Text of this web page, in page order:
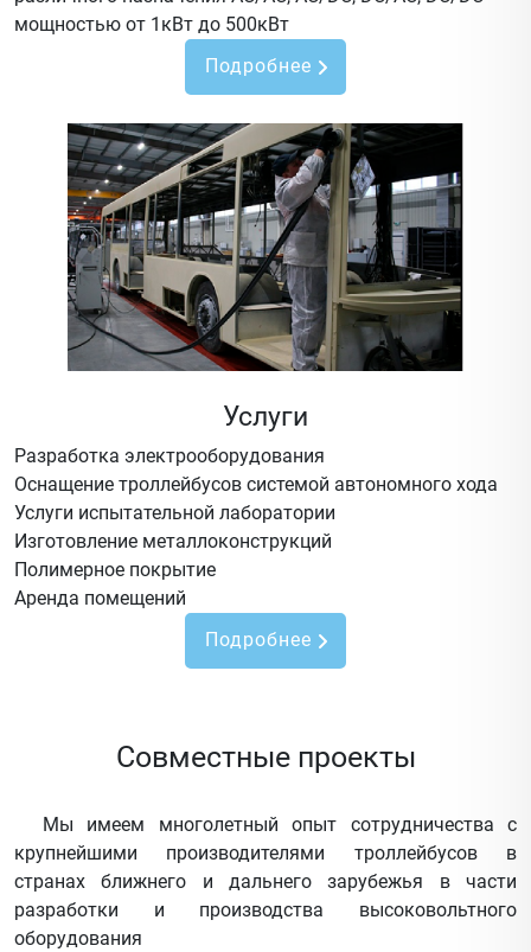
мощностью от 1кВт до 500кВт
Подробнее
Услуги
Разработка электрооборудования
Оснащение троллейбусов системой автономного хода
Услуги испытательной лаборатории
Изготовление металлоконструкций
Полимерное покрытие
Аренда помещений
Подробнее
Совместные проекты
Мы имеем многолетный опыт сотрудничества с
крупнейшими производителями троллейбусов в
странах ближнего и дальнего зарубежья в части
разработки и производства высоковольтного
оборудования